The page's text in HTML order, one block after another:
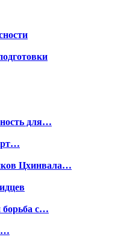
для…
Цхинвала…
борьба с…